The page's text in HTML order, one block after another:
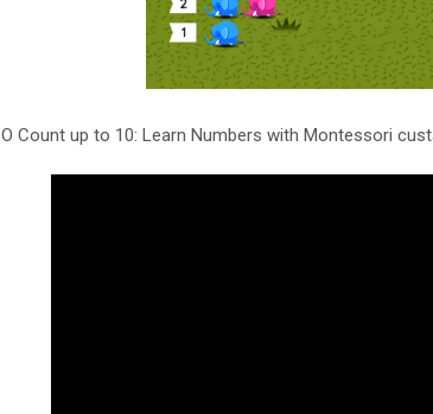
O Count up to 10: Learn Numbers with Montessori